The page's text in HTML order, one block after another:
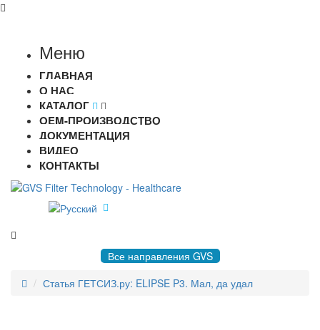
Меню
ГЛАВНАЯ
О НАС
КАТАЛОГ
OEM-ПРОИЗВОДСТВО
ДОКУМЕНТАЦИЯ
ВИДЕО
КОНТАКТЫ
Все направления GVS
Статья ГЕТСИЗ.ру: ELIPSE P3. Мал, да удал